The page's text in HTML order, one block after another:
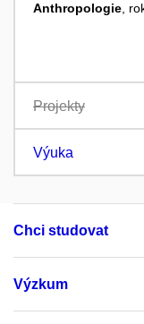
Anthropologie,
Projekty
Výuka
Chci studovat
Výzkum